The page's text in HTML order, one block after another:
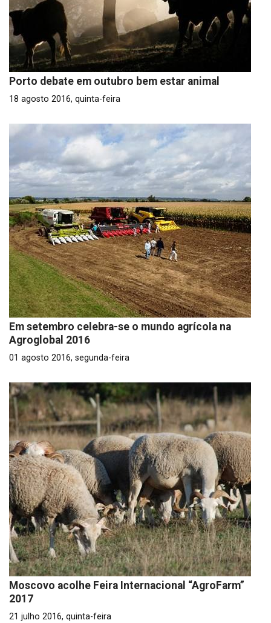
Porto debate em outubro bem estar animal
18 agosto 2016, quinta-feira
Em setembro celebra-se o mundo agrícola na
Agroglobal 2016
01 agosto 2016, segunda-feira
Moscovo acolhe Feira Internacional “AgroFarm”
2017
21 julho 2016, quinta-feira